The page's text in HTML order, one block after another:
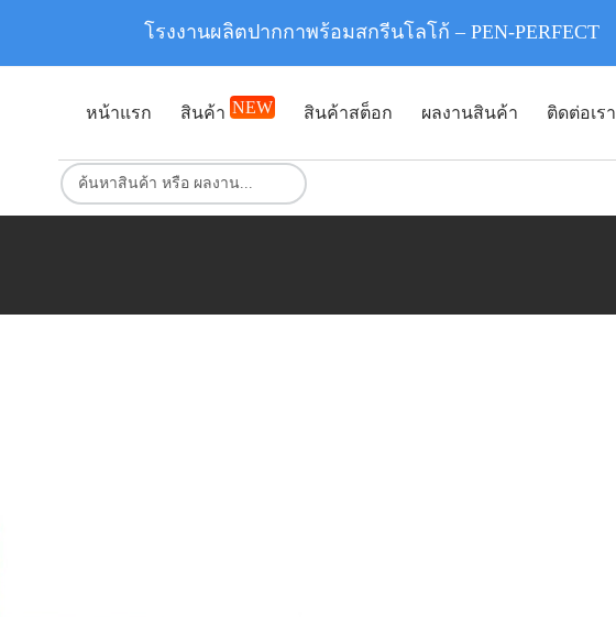
หน้าแรก สินค้า NEW สินค้าสต็อก ผลงานสินค้า ติดต่อเรา
โรงงานผลิตปากกาพร้อมสกรีนโลโก้ – PEN-PERFECT